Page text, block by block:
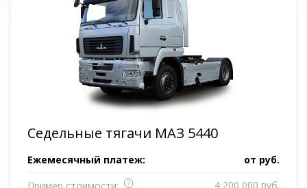
Седельные тягачи МАЗ 5440
Ежемесячный платеж: от руб.
? 4 200 000 руб.